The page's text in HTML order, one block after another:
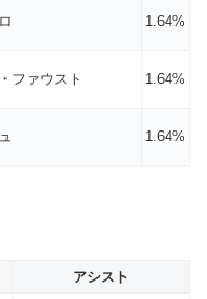
1.64%
ファウスト 1.64%
1.64%
アシスト